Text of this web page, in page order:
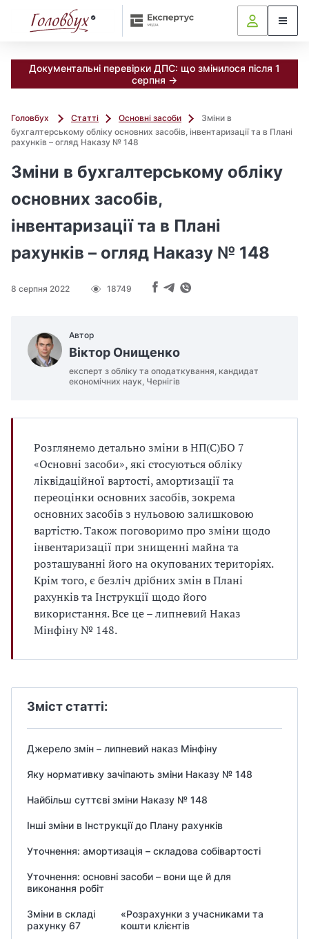
Документальні перевірки ДПС: що змінилося після 1
серпня →
Головбух Статті Основні засоби
Зміни в
бухгалтерському обліку основних засобів, інвентаризації та в Плані
рахунків – огляд Наказу № 148
Зміни в бухгалтерському обліку
основних засобів,
інвентаризації та в Плані
рахунків – огляд Наказу № 148
8 серпня 2022 18749
Автор
Віктор Онищенко
експерт з обліку та оподаткування, кандидат
економічних наук, Чернігів
Розглянемо детально зміни в НП(С)БО 7
«Основні засоби», які стосуються обліку
ліквідаційної вартості, амортизації та
переоцінки основних засобів, зокрема
основних засобів з нульовою залишковою
вартістю. Також поговоримо про зміни щодо
інвентаризації при знищенні майна та
розташуванні його на окупованих територіях.
Крім того, є безліч дрібних змін в Плані
рахунків та Інструкції щодо його
використання. Все це – липневий Наказ
Мінфіну № 148.
Зміст статті:
Джерело змін – липневий наказ Мінфіну
Яку нормативку зачіпають зміни Наказу № 148
Найбільш суттєві зміни Наказу № 148
Інші зміни в Інструкції до Плану рахунків
Уточнення: амортизація – складова собівартості
Уточнення: основні засоби – вони ще й для
виконання робіт
Зміни в складі
рахунку 67
«Розрахунки з учасниками та
кошти клієнтів